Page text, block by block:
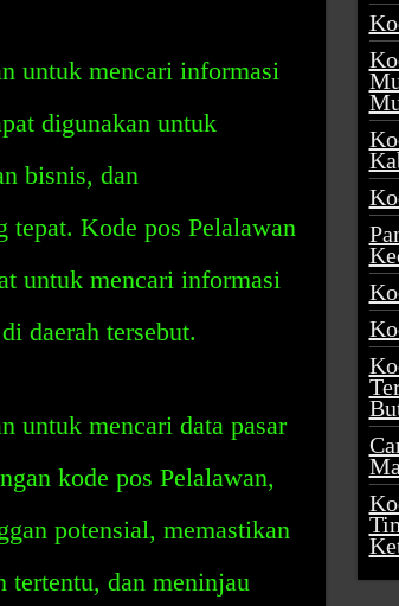
untuk mencari informasi
digunakan untuk
bisnis, dan
tepat. Kode pos Pelalawan
untuk mencari informasi
daerah tersebut.
untuk mencari data pasar
kode pos Pelalawan,
potensial, memastikan
tertentu, dan meninjau